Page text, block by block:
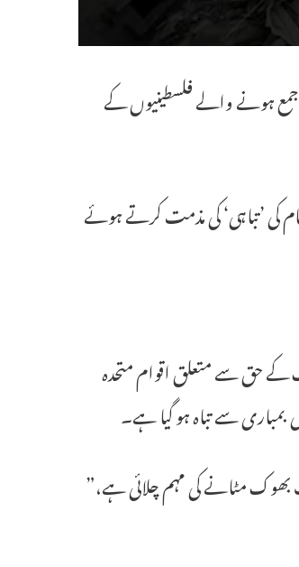
کے لیے جمع ہونے والے فلسطینیوں کے
کی ’تباہی‘ کی مذمت کرتے ہوئے
کے اجلاس میں، خوراک کے حق سے متعلق اقوام متحدہ
بھوک مٹانے کی مہم چلائی ہے،”